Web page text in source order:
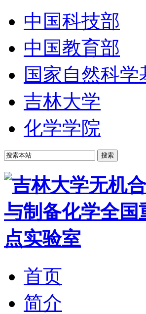
中国科技部
中国教育部
国家自然科学
吉林大学
化学学院
首页
简介